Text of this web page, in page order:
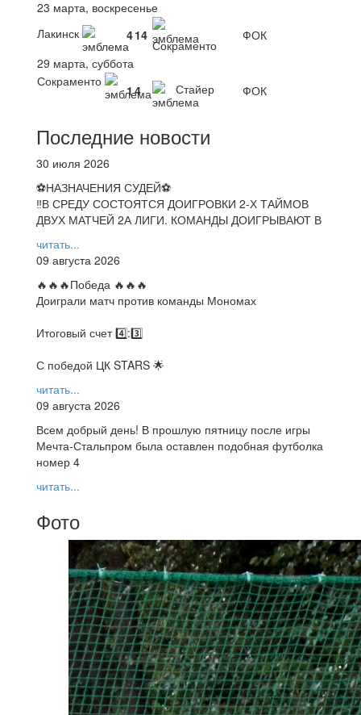
23 марта, воскресенье
Лакинск
414
Сокраменто
ФОК
29 марта, суббота
Сокраменто
14 Стайер ФОК
Последние новости
30 июля 2026
⚽НАЗНАЧЕНИЯ СУДЕЙ⚽
‼В СРЕДУ СОСТОЯТСЯ ДОИГРОВКИ 2-Х ТАЙМОВ
ДВУХ МАТЧЕЙ 2А ЛИГИ. КОМАНДЫ ДОИГРЫВАЮТ В
читать...
09 августа 2026
🔥🔥🔥Победа 🔥🔥🔥
Доиграли матч против команды Мономах
Итоговый счет 4️⃣:3️⃣
С победой ЦК STARS 🌟
читать...
09 августа 2026
Всем добрый день! В прошлую пятницу после игры
Мечта-Стальпром была оставлен подобная футболка
номер 4
читать...
Фото